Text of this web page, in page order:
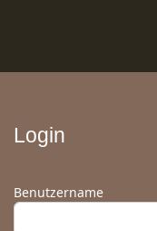
Login
Benutzername